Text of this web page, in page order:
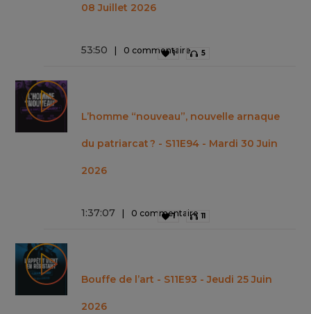
08 Juillet 2026
53:50 0 commentaire
1 5
L’homme “nouveau”, nouvelle arnaque
du patriarcat ? - S11E94 - Mardi 30 Juin
2026
1:37:07 0 commentaire
1 11
Bouffe de l’art - S11E93 - Jeudi 25 Juin
2026